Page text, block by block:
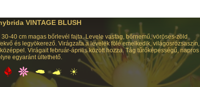
VINTAGE BLUSH
40 cm magas bőrlevél fajta. Levele vastag, bőrnemű, vöröses-zöld
és legyökerező. Virágzata a levelek fölé emelkedik, világosrózsaszín,
Virágait február-április között hozza. Tág tűrőképességű, napros
egyaránt ültethető.